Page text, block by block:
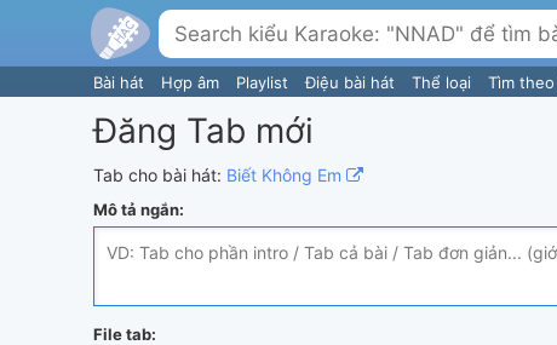
Bài hát Hợp âm Playlist Điệu bài hát Thể loại Tìm
Đăng Tab mới
Tab cho bài hát: Biết Không Em
Mô tả ngắn:
File tab: